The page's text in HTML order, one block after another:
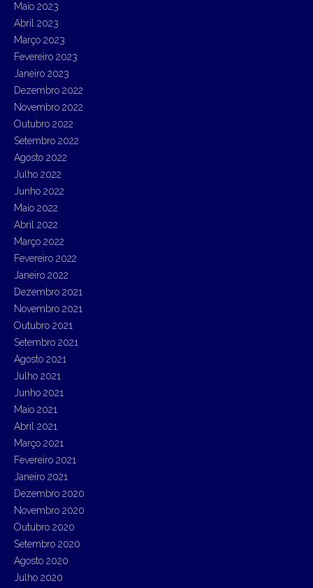
Maio 2023
Abril 2023
Março 2023
Fevereiro 2023
Janeiro 2023
Dezembro 2022
Novembro 2022
Outubro 2022
Setembro 2022
Agosto 2022
Julho 2022
Junho 2022
Maio 2022
Abril 2022
Março 2022
Fevereiro 2022
Janeiro 2022
Dezembro 2021
Novembro 2021
Outubro 2021
Setembro 2021
Agosto 2021
Julho 2021
Junho 2021
Maio 2021
Abril 2021
Março 2021
Fevereiro 2021
Janeiro 2021
Dezembro 2020
Novembro 2020
Outubro 2020
Setembro 2020
Agosto 2020
Julho 2020